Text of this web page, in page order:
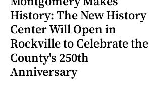
History: The New History
Center Will Open in
Rockville to Celebrate the
County's 250th
Anniversary